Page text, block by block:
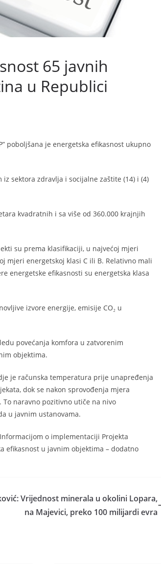
65 javnih
u Republici
poboljšana je energetska efikasnost ukupno
sektora zdravlja i socijalne zaštite (14) i (4)
kvadratnih i sa više od 360.000 krajnjih
su prema klasifikaciji, u najvećoj mjeri
mjeri energetskoj klasi C ili B. Relativno mali
energetske efikasnosti su energetska klasa
izvore energije, emisije CO₂ u
povećanja komfora u zatvorenim
objektima.
je računska temperatura prije unapređenja
dok se nakon sprovođenja mjera
To naravno pozitivno utiče na nivo
u javnim ustanovama.
o implementaciji Projekta
efikasnost u javnim objektima – dodatno
Vrijednost minerala u okolini Lopara,
na Majevici, preko 100 milijardi evra